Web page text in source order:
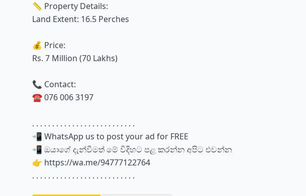
📏 Property Details:
Land Extent: 16.5 Perches
💰 Price:
Rs. 7 Million (70 Lakhs)
📞 Contact:
☎️ 076 006 3197
. . . . . . . . . . . . . . . . . . . . . . . . . .
📲 WhatsApp us to post your ad for FREE
📲 ඔයාගේ දැන්වීමත් මේ විදිහට පළ කරන්න අපිට එවන්න
👉 https://wa.me/94777122764
. . . . . . . . . . . . . . . . . . . . . . . . . .